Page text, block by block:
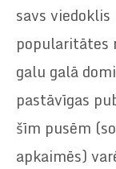
savs
popularitātes
galu galā
pastāvīgas
šīm pusēm
apkaimēs)